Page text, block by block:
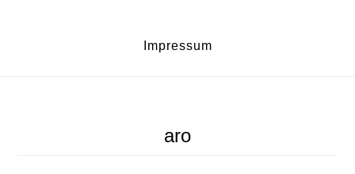
Impressum
aro